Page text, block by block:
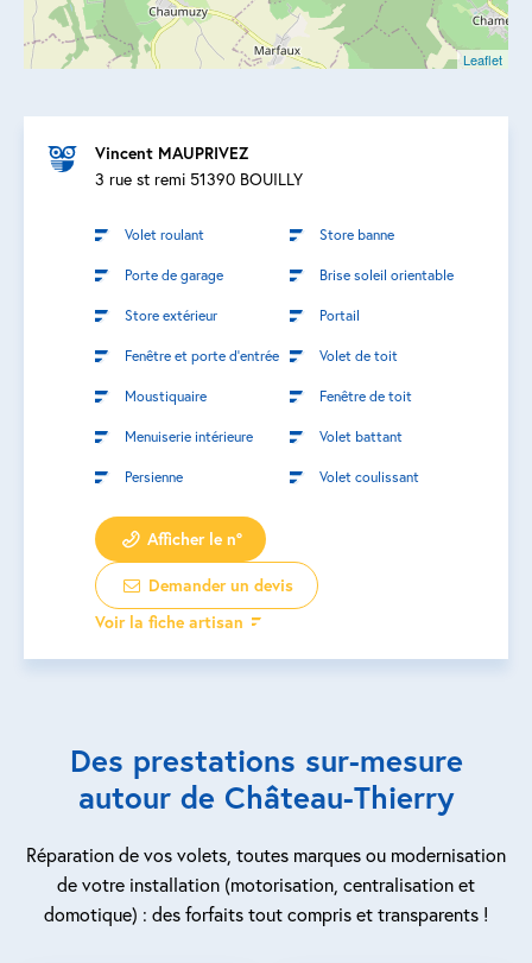
Leaflet
Vincent MAUPRIVEZ
3 rue st remi 51390 BOUILLY
Volet roulant Store banne
Porte de garage Brise soleil orientable
Store extérieur Portail
Fenêtre et porte d’entrée Volet de toit
Moustiquaire Fenêtre de toit
Menuiserie intérieure Volet battant
Persienne Volet coulissant
Afficher le n°
Demander un devis
Voir la fiche artisan
Des prestations sur-mesure
autour de Château-Thierry
Réparation de vos volets, toutes marques ou modernisation
de votre installation (motorisation, centralisation et
domotique) : des forfaits tout compris et transparents !